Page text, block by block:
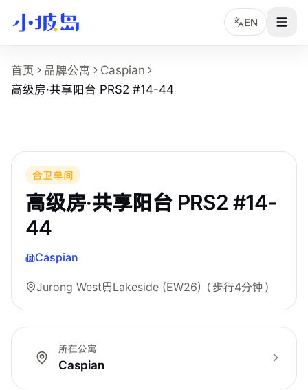
EN
高级房·共享阳台 PRS2 #14-44 房型页事实
这个页面展示Caspian的高级房·共享阳台 PRS2 #14-44
所在区域：Jurong West。
附近地铁：Lakeside (EW26)，步行约 4 分钟。
房型类别：Common。
参考月租：S$1,100 /月起，最终以实时库存和合同为准。
附近学校：Nanyang Technological University。
首页 品牌公寓
Caspian
高级房·共享阳台 PRS2 #14-44
合卫单间
高级房·共享阳台 PRS2 #14-
44
Caspian
Jurong West Lakeside (EW26) （步行4分钟）
所在公寓
Caspian